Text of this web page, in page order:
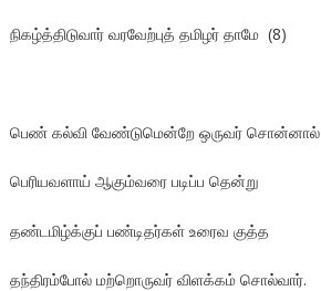
நிகழ்த்திடுவார் வரவேற்புத் தமிழர் தாமே (8)
பெண் கல்வி வேண்டுமென்றே ஒருவர் சொன்னால்
பெரியவளாய் ஆகும்வரை படிப்ப தென்று
தண்டமிழ்க்குப் பண்டிதர்கள் உரைவ குத்த
தந்திரம்போல் மற்றொருவர் விளக்கம் சொல்வார்.